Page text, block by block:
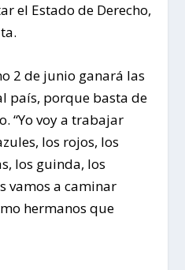
el Estado de Derecho,
2 de junio ganará las
país, porque basta de
“Yo voy a trabajar
los rojos, los
los guinda, los
vamos a caminar
hermanos que